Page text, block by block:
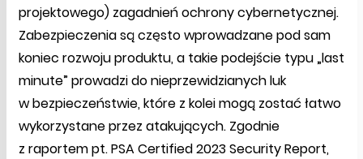
projektowego) zagadnień ochrony cybernetycznej.
Zabezpieczenia są często wprowadzane pod sam
koniec rozwoju produktu, a takie podejście typu „last
minute” prowadzi do nieprzewidzianych luk
w bezpieczeństwie, które z kolei mogą zostać łatwo
wykorzystane przez atakujących. Zgodnie
z raportem pt. PSA Certified 2023 Security Report,